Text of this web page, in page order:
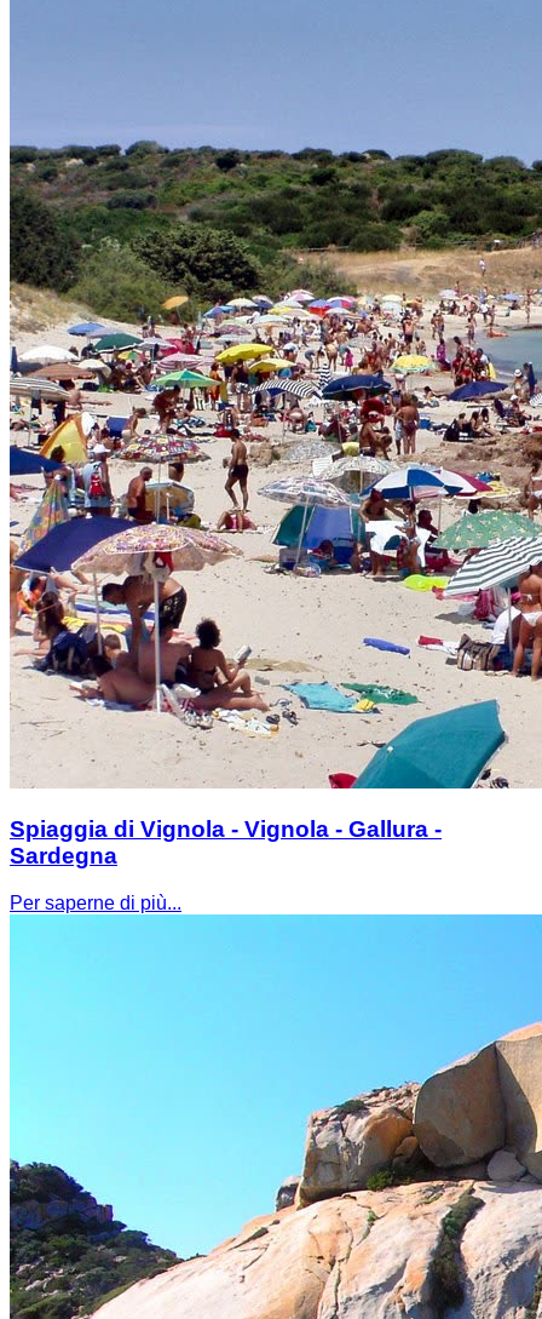
Spiaggia di Vignola - Vignola - Gallura -
Sardegna
Per saperne di più...